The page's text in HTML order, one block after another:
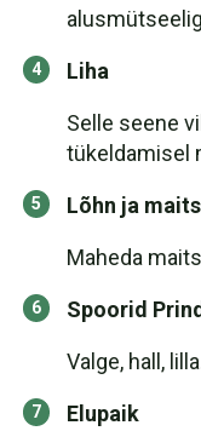
Liha
Selle seene
tükeldamisel
Lõhn ja
Maheda
Spoorid
Valge, hall,
Elupaik